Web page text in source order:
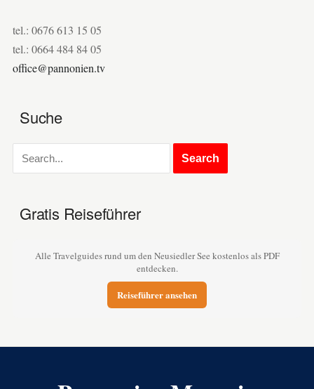
tel.: 0676 613 15 05
tel.: 0664 484 84 05
office@pannonien.tv
Suche
Gratis Reiseführer
Alle Travelguides rund um den Neusiedler See kostenlos als PDF
entdecken.
Reiseführer ansehen